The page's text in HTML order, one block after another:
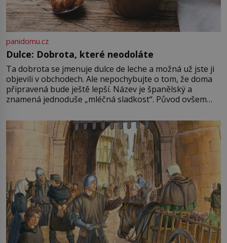
panidomu.cz
Dulce: Dobrota, které neodoláte
Ta dobrota se jmenuje dulce de leche a možná už jste ji
objevili v obchodech. Ale nepochybujte o tom, že doma
připravená bude ještě lepší. Název je španělský a
znamená jednoduše „mléčná sladkost“. Původ ovšem
pře hned několik latinskoamerických zemí a k tomu
Francie, kde se traduje,